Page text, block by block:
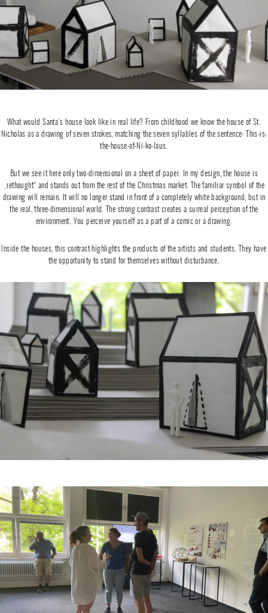
What would Santa’s house look like in real life? From childhood we know the house of St.
Nicholas as a drawing of seven strokes, matching the seven syllables of the sentence: This-is-
the-house-of-Ni-ko-laus.
But we see it here only two-dimensional on a sheet of paper. In my design, the house is
„rethought“ and stands out from the rest of the Christmas market. The familiar symbol of the
drawing will remain. It will no longer stand in front of a completely white background, but in
the real, three-dimensional world. The strong contrast creates a surreal perception of the
environment. You perceive yourself as a part of a comic or a drawing.
Inside the houses, this contrast highlights the products of the artists and students. They have
the opportunity to stand for themselves without disturbance.